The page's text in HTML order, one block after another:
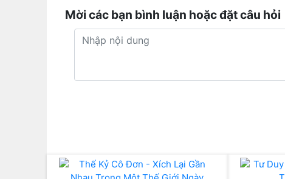
Mời các bạn bình luận hoặc đặt câu hỏi